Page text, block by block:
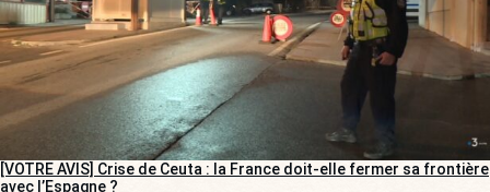
[VOTRE AVIS] Crise de Ceuta : la France doit-elle fermer sa frontière
avec l’Espagne ?